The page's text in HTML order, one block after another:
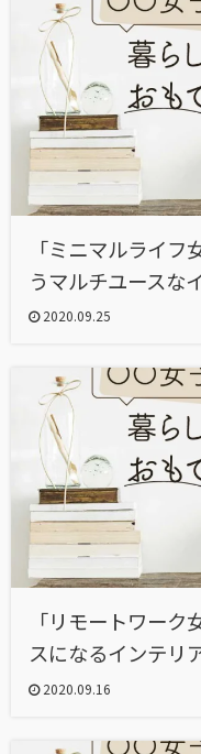
「ミニマルライ
うマルチユースな
2020.09.25
「リモートワー
スになるインテリ
2020.09.16